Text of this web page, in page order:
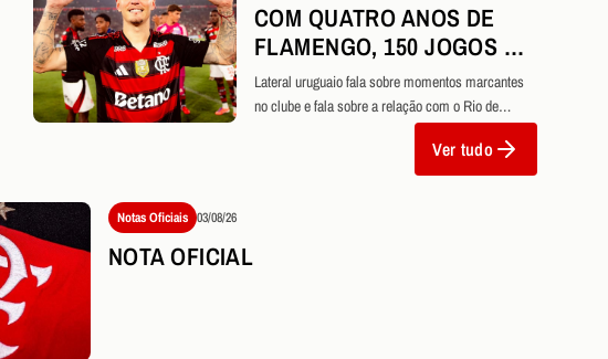
COM QUATRO ANOS DE
FLAMENGO, 150 JOGOS E
10 TÍTULOS
CONQUISTADOS, VARELA
RELEMBRA TRAJETÓRIA
Lateral uruguaio fala sobre momentos marcantes
no clube e fala sobre a relação com o Rio de
Ver tudo
Notas Oficiais 03/08/26
NOTA OFICIAL